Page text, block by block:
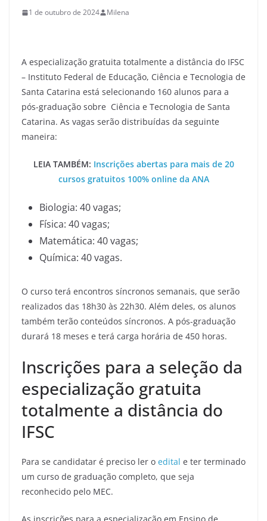
1 de outubro de 2024 Milena
A especialização gratuita totalmente a distância do IFSC
– Instituto Federal de Educação, Ciência e Tecnologia de
Santa Catarina está selecionando 160 alunos para a
pós-graduação sobre Ciência e Tecnologia de Santa
Catarina. As vagas serão distribuídas da seguinte
maneira:
LEIA TAMBÉM: Inscrições abertas para mais de 20
cursos gratuitos 100% online da ANA
Biologia: 40 vagas;
Física: 40 vagas;
Matemática: 40 vagas;
Química: 40 vagas.
O curso terá encontros síncronos semanais, que serão
realizados das 18h30 às 22h30. Além deles, os alunos
também terão conteúdos síncronos. A pós-graduação
durará 18 meses e terá carga horária de 450 horas.
Inscrições para a seleção da
especialização gratuita
totalmente a distância do
IFSC
Para se candidatar é preciso ler o edital e ter terminado
um curso de graduação completo, que seja
reconhecido pelo MEC.